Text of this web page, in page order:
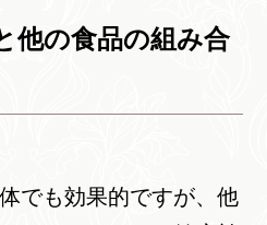
他の食品の組み合
でも効果的ですが、他